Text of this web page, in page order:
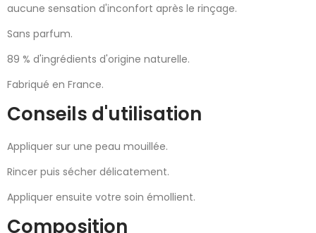
aucune sensation d'inconfort après le rinçage.
Sans parfum.
89 % d'ingrédients d'origine naturelle.
Fabriqué en France.
Conseils d'utilisation
Appliquer sur une peau mouillée.
Rincer puis sécher délicatement.
Appliquer ensuite votre soin émollient.
Composition